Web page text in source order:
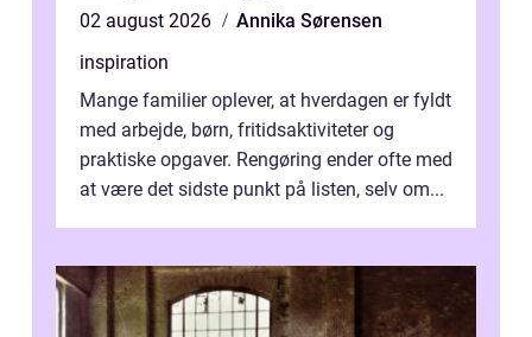
02 august 2026
Annika Sørensen
inspiration
Mange familier oplever, at hverdagen er fyldt
med arbejde, børn, fritidsaktiviteter og
praktiske opgaver. Rengøring ender ofte med
at være det sidste punkt på listen, selv om...